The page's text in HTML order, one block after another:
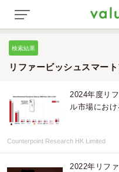
検索結果
リファービッシュスマー
2024年度リ
ル市場にお
Counterpoint Research HK Limited
2022年リフ